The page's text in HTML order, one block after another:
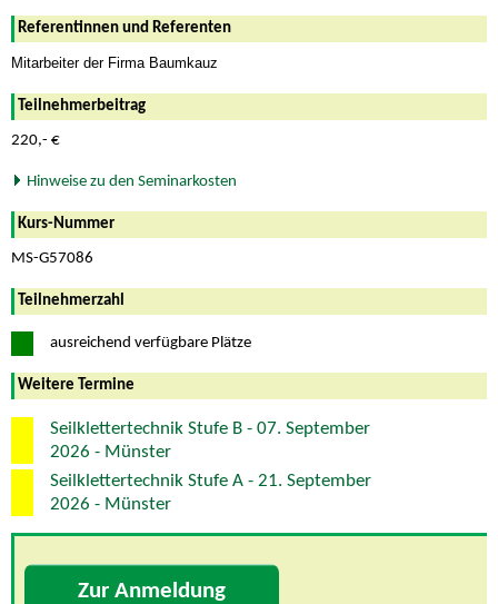
Referentinnen und Referenten
Mitarbeiter der Firma Baumkauz
Teilnehmerbeitrag
220,- €
Hinweise zu den Seminarkosten
Kurs-Nummer
MS-G57086
Teilnehmerzahl
ausreichend verfügbare Plätze
Weitere Termine
Seilklettertechnik Stufe B - 07. September
2026 - Münster
Seilklettertechnik Stufe A - 21. September
2026 - Münster
Zur Anmeldung